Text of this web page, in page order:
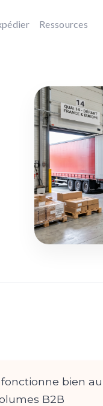
Ressources
bien au
B2B